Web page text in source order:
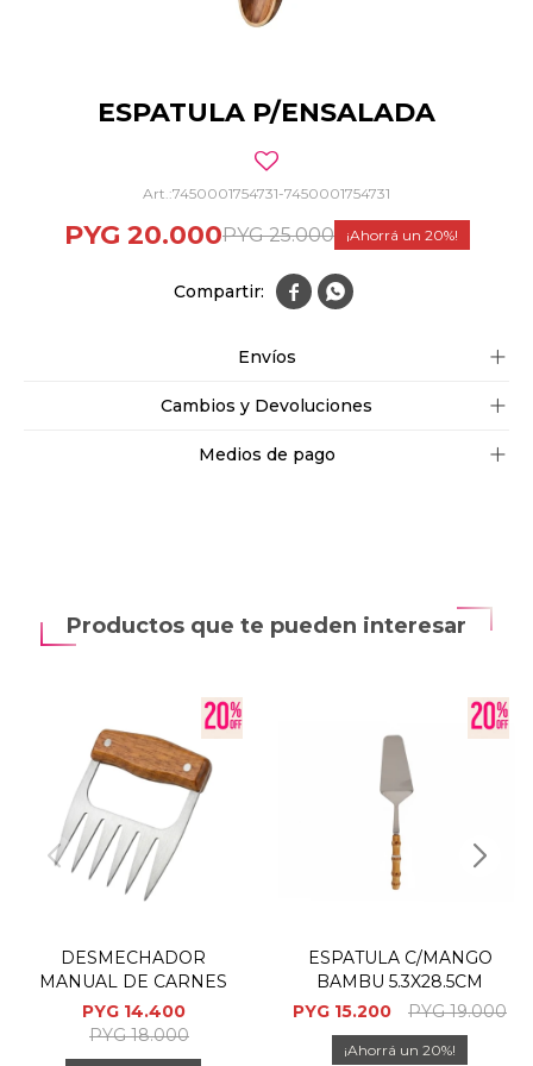
ESPATULA P/ENSALADA
7450001754731-7450001754731
PYG 20.000PYG 25.000 20
 
Envíos
Cambios y Devoluciones
Medios de pago
Productos que te pueden interesar
DESMECHADOR
MANUAL DE CARNES
PYG 14.400
PYG 18.000
ESPATULA C/MANGO
BAMBU 5.3X28.5CM
PYG 15.200 PYG 19.000
20